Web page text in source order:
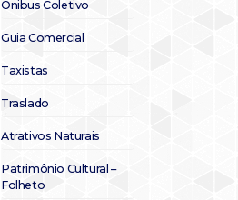
Ônibus Coletivo
Guia Comercial
Taxistas
Traslado
Atrativos Naturais
Patrimônio Cultural –
Folheto